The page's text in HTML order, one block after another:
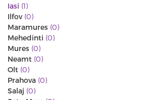
Iasi (1)
Ilfov (0)
Maramures (0)
Mehedinti (0)
Mures (0)
Neamt (0)
Olt (0)
Prahova (0)
Salaj (0)